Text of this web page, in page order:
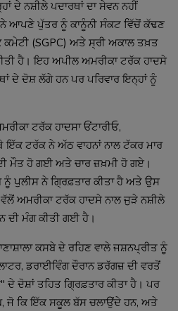
ਦੇ ਨਸ਼ੀਲੇ ਪਦਾਰਥਾਂ ਦਾ ਸੇਵਨ ਨਹੀਂ
ਨੇ ਆਪਣੇ ਪੁੱਤਰ ਨੂੰ ਕਾਨੂੰਨੀ ਸੰਕਟ ਵਿੱਚੋਂ ਕੱਢਣ
(SGPC) ਅਤੇ ਸ੍ਰੀ ਅਕਾਲ ਤਖ਼ਤ
ਹੈ। ਇਹ ਅਪੀਲ ਅਮਰੀਕਾ ਟਰੱਕ ਹਾਦਸੇ
ਦੇ ਦੋਸ਼ ਲੱਗੇ ਹਨ ਪਰ ਪਰਿਵਾਰ ਇਨ੍ਹਾਂ ਨੂੰ
ਟਰੱਕ ਹਾਦਸਾ ਓਂਟਾਰੀਓ,
ਇੱਕ ਟਰੱਕ ਨੇ ਅੱਠ ਵਾਹਨਾਂ ਨਾਲ ਟੱਕਰ ਮਾਰ
ਮੌਤ ਹੋ ਗਈ ਅਤੇ ਚਾਰ ਜ਼ਖ਼ਮੀ ਹੋ ਗਏ।
ਪੁਲੀਸ ਨੇ ਗ੍ਰਿਫ਼ਤਾਰ ਕੀਤਾ ਹੈ ਅਤੇ ਉਸ
ਅਮਰੀਕਾ ਟਰੱਕ ਹਾਦਸੇ ਨਾਲ ਜੁੜੇ ਨਸ਼ੀਲੇ
ਕਸਬੇ ਦੇ ਰਹਿਣ ਵਾਲੇ ਜਸ਼ਨਪ੍ਰੀਤ ਨੂੰ
ਡਰਾਈਵਿੰਗ ਦੌਰਾਨ ਡਰੱਗਜ਼ ਦੀ ਵਰਤੋਂ
ਦੋਸ਼ਾਂ ਤਹਿਤ ਗ੍ਰਿਫ਼ਤਾਰ ਕੀਤਾ ਹੈ। ਪਰ
ਜੋ ਕਿ ਇੱਕ ਸਕੂਲ ਬੱਸ ਚਲਾਉਂਦੇ ਹਨ, ਅਤੇ